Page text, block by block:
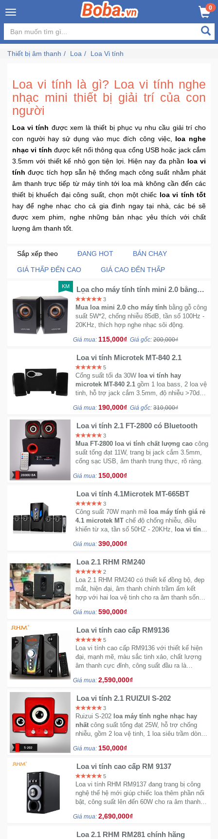
×
Đăng
nhập
Trang
Chủ
Đang
Hot
Bán
Chạy
Khuyến
âm
thanh
Phụ
Tivi
Đồ
Điện
Máy
flycam
Đồ
Chơi
Em
Đồng
Nhà
Cửa
Và
Đời
Sống
0
Thiết bị âm thanh Loa Loa Vi tính
Loa vi tính là gì? Loa vi tính nghe
nhạc mini thiết bị giải trí của con
người
Loa vi tính được xem là thiết bị phục vụ nhu cầu giải trí cho
con người hay sử dụng vào mục đích công việc, loa nghe
nhạc vi tính được kết nối thông qua cổng USB hoặc jack cắm
3.5mm với thiết kế nhỏ gọn tiện lợi. Hiện nay đa phần loa vi
tínhđược tích hợp sẵn hệ thống mạch công suất nhằm phát
âm thanh trực tiếp từ máy tính tới loa mà không cần đến các
thiết bị khuếch đại công suất, chọn một chiếc loa vi tính tốt
hay để nghe nhạc cho cả gia đình ngay tại nhà, các bé sẽ
được xem phim, nghe những bản nhạc yêu thích với chất
lượng âm thanh tốt.
Sắp xếp theo ĐANG HOT BÁN CHẠY
GIÁ THẤP ĐẾN CAO GIÁ CAO ĐẾN THẤP
KM
Loa cho máy tính tính mini 2.0 bằng
gỗ cực hay
3
Mua loa mini 2.0 cho máy tính bằng gỗ công
suất 5W*2, chống nhiễu 85dB, tần số 100Hz -
20KHz, thích hợp nghe nhạc sôi động.
Giá mua: 115,000₫ Giá gốc: 200,000₫
Loa vi tính Microtek MT-840 2.1
5
Cổng suất tối đa 30W loa vi tính hay
microtek MT-840 2.1 gồm 1 loa bass, 2 loa vệ
tinh, hỗ trợ jack cắm 3.5mm, độ nhiễu >70dB
Giá mua: 190,000₫ Giá gốc: 310,000₫
Loa vi tính 2.1 FT-2800 có Bluetooth
3
Mua FT-2800 loa vi tính chất lượng cao công
suất tổng đạt 11W, trang bị jack cắm 3.5mm,
cổng sạc USB, âm thanh trung thực, rõ ràng.
Giá mua: 150,000₫
Loa vi tính 4.1Microtek MT-665BT
3
Công suất 70W mạnh mẽ loa máy tính giá rẻ
4.1 microtek MT chế độ chống nhiễu, điều
khiển từ xa, tần số 50HZ - 20KHz, loa vi tính
Giá mua: 390,000₫
Loa 2.1 RHM RM240
2
Loa 2.1 RHM RM240 có thiết kế đồng bộ, đẹp
mắt, hiện đại, âm thanh chính trầm ấm kết
hợp với hai loa vệ tinh cho ra âm thanh sống
Giá mua: 590,000₫
Loa vi tính cao cấp RM9136
5
Loa vi tính cao cấp RM9136 với thiết kế hiện
đại, mạnh mẽ, màu sắc tinh xảo, chất lượng
âm thanh cực đỉnh, công suất đầu ra là
Giá mua: 2,590,000₫
Loa vi tính 2.1 RUIZUI S-202
3
Ruizui S-202 loa máy tính nghe nhạc hay
nhất công suất tổng đạt 25W, hỗ trợ chống
nhiễu, gồm 2 loa vệ tinh, 1 loa siêu trầm dòng
Giá mua: 150,000₫
Loa vi tính cao cấp RM 9137
5
Loa vi tính RHM RM9137 đang trang bị công
nghệ thế hệ mới giúp chiếc loa thêm phần nổi
bật, công suất lên đến 60W cho ra âm thanh
Giá mua: 2,690,000₫
Loa 2.1 RHM RM281 chính hãng